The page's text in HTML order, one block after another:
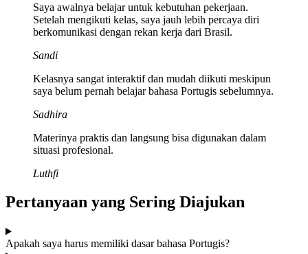
Saya awalnya belajar untuk kebutuhan pekerjaan.
Setelah mengikuti kelas, saya jauh lebih percaya diri
berkomunikasi dengan rekan kerja dari Brasil.
Sandi
Kelasnya sangat interaktif dan mudah diikuti meskipun
saya belum pernah belajar bahasa Portugis sebelumnya.
Sadhira
Materinya praktis dan langsung bisa digunakan dalam
situasi profesional.
Luthfi
Pertanyaan yang Sering Diajukan
Apakah saya harus memiliki dasar bahasa Portugis?